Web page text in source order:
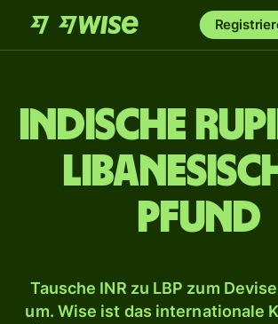
Indische
Pfund
Tausche INR zu LBP zum
um. Wise ist das internationale